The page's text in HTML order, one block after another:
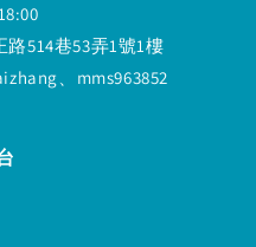
514巷53弄1號1樓
、mms963852